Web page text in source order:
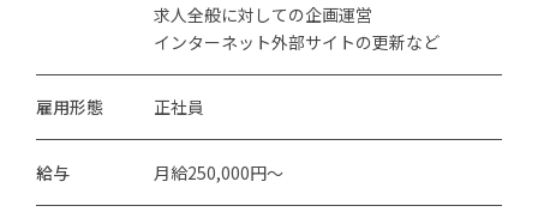
求人全般に対しての企画運営
インターネット外部サイトの更新など
雇用形態 正社員
給与 月給250,000円～